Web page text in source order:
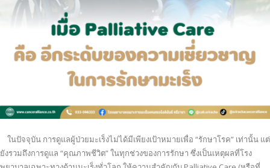
ในปัจจุบัน การดูแลผู้ป่วยมะเร็งไม่ได้มีเพียงเป้าหมายเพื่อ “รักษาโรค” เท่านั้น แต่
ยังรวมถึงการดูแล “คุณภาพชีวิต” ในทุกช่วงของการรักษา ซึ่งเป็นเหตุผลที่โรง